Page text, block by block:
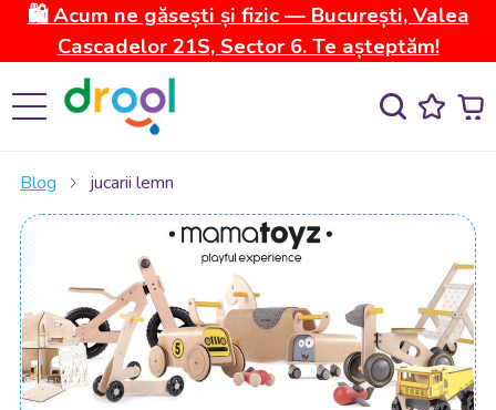
🛍️ Acum ne găsești și fizic — București, Valea
Cascadelor 21S, Sector 6. Te așteptăm!
Blog jucarii lemn